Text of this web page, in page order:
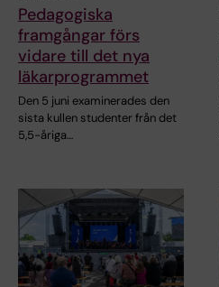
Pedagogiska
framgångar förs
vidare till det nya
läkarprogrammet
Den 5 juni examinerades den
sista kullen studenter från det
5,5-åriga…